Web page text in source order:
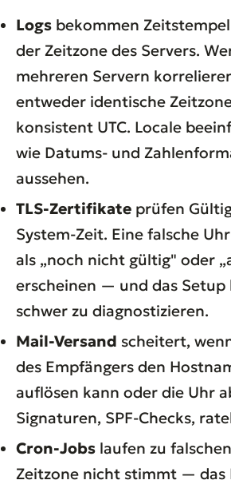
Logs bekommen
der Zeitzone des Servers.
mehreren Servern
entweder identische
konsistent UTC. Locale
wie Datums- und
aussehen.
TLS-Zertifikate prüfen
System-Zeit. Eine falsche
als „noch nicht gültig" oder
erscheinen — und das
schwer zu diagnostizieren.
Mail-Versand scheitert,
des Empfängers den
auflösen kann oder die Uhr
Signaturen, SPF-Checks,
Cron-Jobs laufen zu
Zeitzone nicht stimmt — das